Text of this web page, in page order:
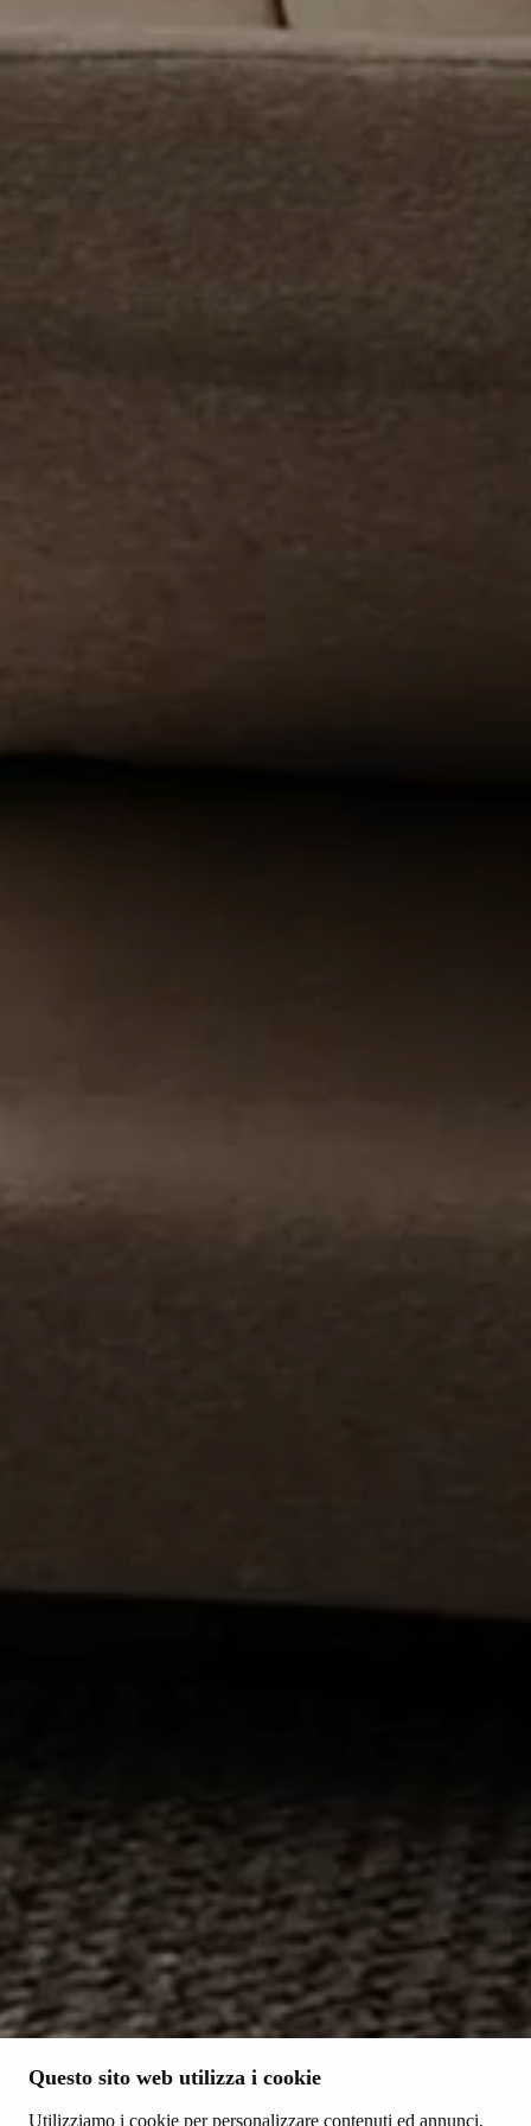
Questo sito web utilizza i cookie
Utilizziamo i cookie per personalizzare contenuti ed annunci,